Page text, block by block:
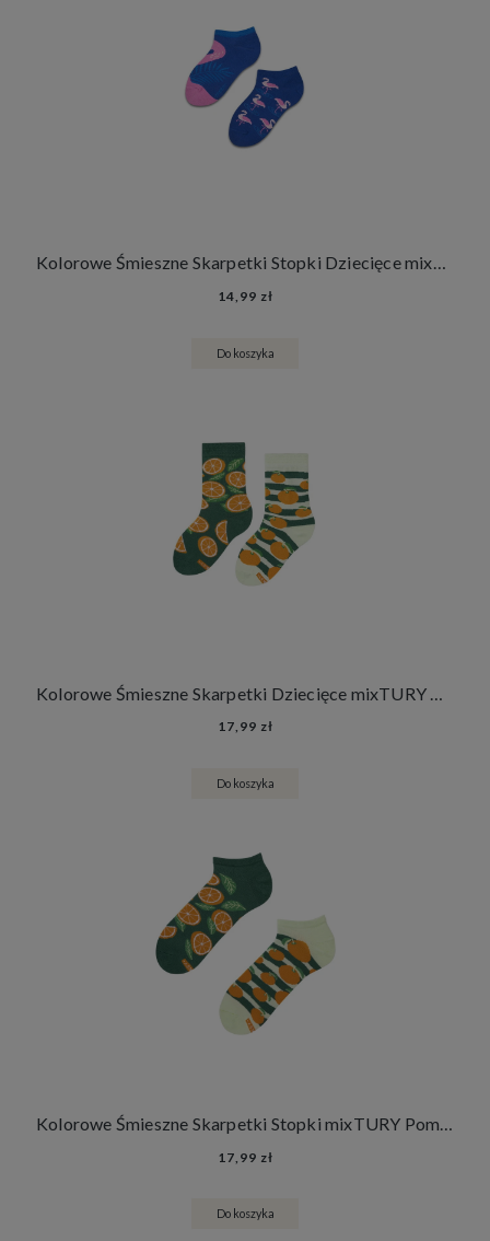
Kolorowe Śmieszne Skarpetki Stopki Dziecięce mixTURY Pink Flamingo Dla Dzieci Zwierzęta Flamingi
14,99 zł
Do koszyka
17,99 zł
Do koszyka
17,99 zł
Do koszyka